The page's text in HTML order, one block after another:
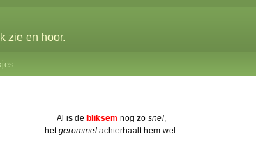
zie en hoor.
Al is de bliksem nog zosnel,
hetgerommel achterhaalt hem wel.